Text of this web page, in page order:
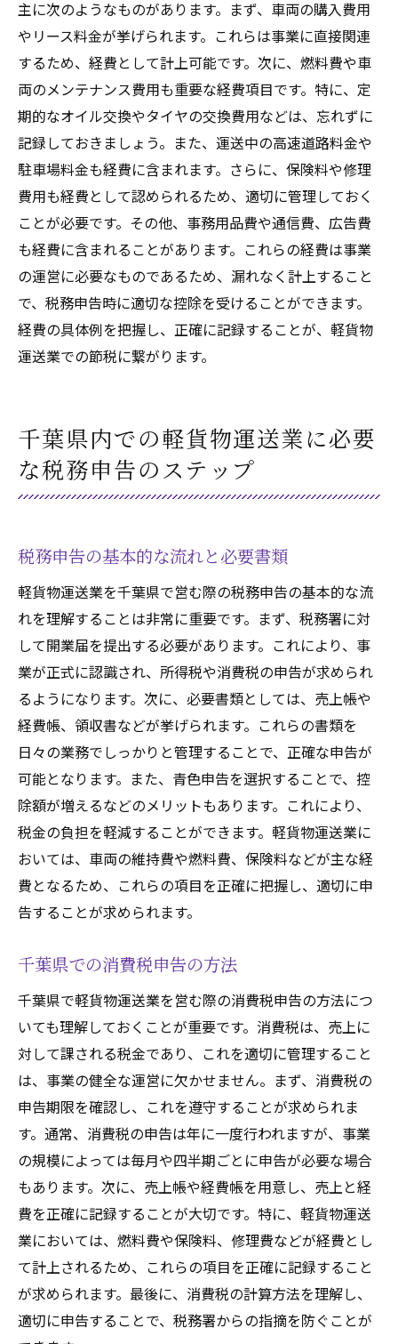
主に次のようなものがあります。まず、車両の購入費用
やリース料金が挙げられます。これらは事業に直接関連
するため、経費として計上可能です。次に、燃料費や車
両のメンテナンス費用も重要な経費項目です。特に、定
期的なオイル交換やタイヤの交換費用などは、忘れずに
記録しておきましょう。また、運送中の高速道路料金や
駐車場料金も経費に含まれます。さらに、保険料や修理
費用も経費として認められるため、適切に管理しておく
ことが必要です。その他、事務用品費や通信費、広告費
も経費に含まれることがあります。これらの経費は事業
の運営に必要なものであるため、漏れなく計上すること
で、税務申告時に適切な控除を受けることができます。
経費の具体例を把握し、正確に記録することが、軽貨物
運送業での節税に繋がります。
千葉県内での軽貨物運送業に必要
な税務申告のステップ
税務申告の基本的な流れと必要書類
軽貨物運送業を千葉県で営む際の税務申告の基本的な流
れを理解することは非常に重要です。まず、税務署に対
して開業届を提出する必要があります。これにより、事
業が正式に認識され、所得税や消費税の申告が求められ
るようになります。次に、必要書類としては、売上帳や
経費帳、領収書などが挙げられます。これらの書類を
日々の業務でしっかりと管理することで、正確な申告が
可能となります。また、青色申告を選択することで、控
除額が増えるなどのメリットもあります。これにより、
税金の負担を軽減することができます。軽貨物運送業に
おいては、車両の維持費や燃料費、保険料などが主な経
費となるため、これらの項目を正確に把握し、適切に申
告することが求められます。
千葉県での消費税申告の方法
千葉県で軽貨物運送業を営む際の消費税申告の方法につ
いても理解しておくことが重要です。消費税は、売上に
対して課される税金であり、これを適切に管理すること
は、事業の健全な運営に欠かせません。まず、消費税の
申告期限を確認し、これを遵守することが求められま
す。通常、消費税の申告は年に一度行われますが、事業
の規模によっては毎月や四半期ごとに申告が必要な場合
もあります。次に、売上帳や経費帳を用意し、売上と経
費を正確に記録することが大切です。特に、軽貨物運送
業においては、燃料費や保険料、修理費などが経費とし
て計上されるため、これらの項目を正確に記録すること
が求められます。最後に、消費税の計算方法を理解し、
適切に申告することで、税務署からの指摘を防ぐことが